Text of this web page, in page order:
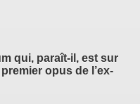
qui, paraît-il, est sur
opus de l’ex-